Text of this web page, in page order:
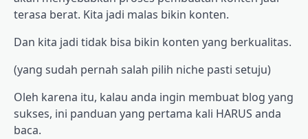
terasa berat. Kita jadi malas bikin konten.
Dan kita jadi tidak bisa bikin konten yang berkualitas.
(yang sudah pernah salah pilih niche pasti setuju)
Oleh karena itu, kalau anda ingin membuat blog yang
sukses, ini panduan yang pertama kali HARUS anda
baca.